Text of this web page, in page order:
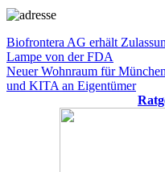
Beitragsnavigation
Vorheriger
Beitrag:
Biofrontera AG erhält
Lampe von der FDA
Nächster
Beitrag:
Neuer Wohnraum für
und KITA an Eigentümer